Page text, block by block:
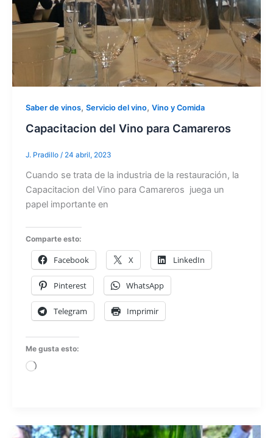
Saber de vinos, Servicio del vino, Vino y Comida
Capacitacion del Vino para Camareros
J. Pradillo / 24 abril, 2023
Cuando se trata de la industria de la restauración, la
Capacitacion del Vino para Camareros juega un
papel importante en
Comparte esto:
Facebook X LinkedIn
Pinterest WhatsApp
Telegram Imprimir
Me gusta esto:
Cargando...